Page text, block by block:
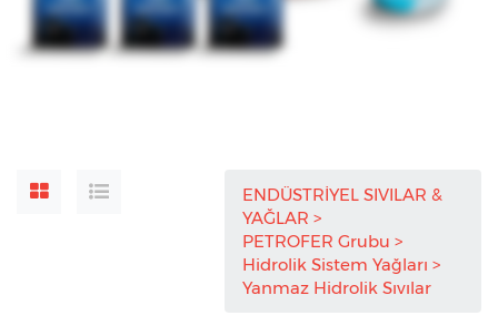
ENDÜSTRİYEL SIVILAR &
YAĞLAR
PETROFER Grubu
Hidrolik Sistem Yağları
Yanmaz Hidrolik Sıvılar